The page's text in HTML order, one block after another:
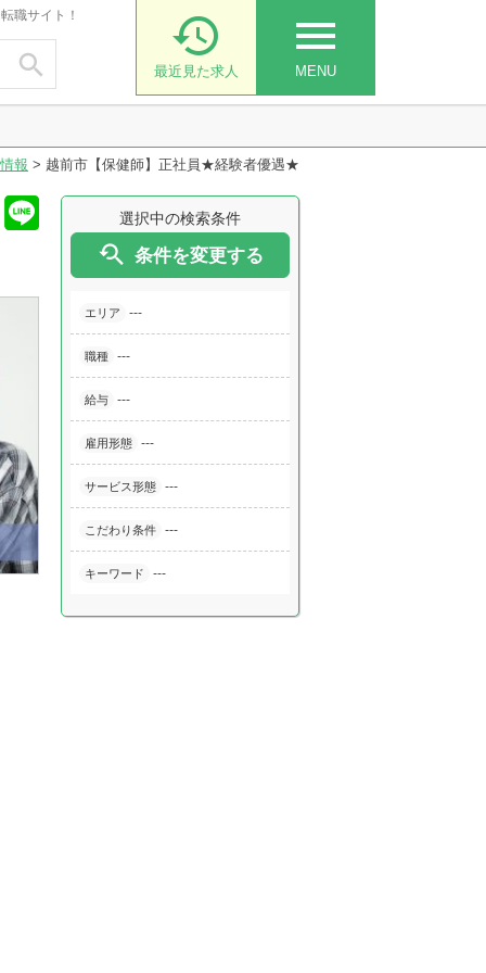
職サイト！

menu
MENU

最近見た求人
報 > 越前市【保健師】正社員★経験者優遇★
選択中の検索条件
 条件を変更する
エリア ---
職種 ---
給与 ---
雇用形態 ---
サービス形態 ---
こだわり条件 ---
キーワード ---